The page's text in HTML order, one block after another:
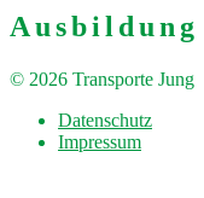
Ausbildung
© 2026 Transporte Jung
Datenschutz
Impressum